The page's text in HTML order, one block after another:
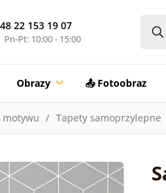
22 153 19 07
Pn-Pt: 10:00 - 15:00
Obrazy 📤 Fotoobraz
motywu Tapety samoprzylepne